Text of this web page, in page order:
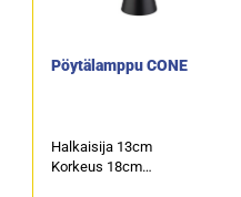
Pöytälamppu CONE
Halkaisija 13cm
Korkeus 18cm